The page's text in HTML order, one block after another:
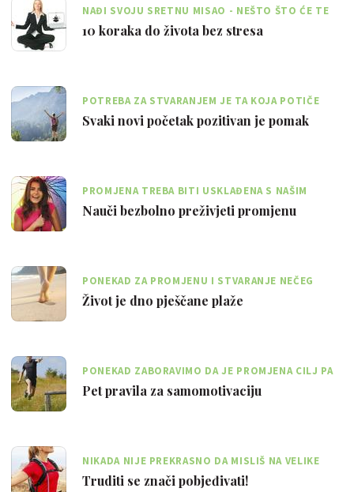
NAĐI SVOJU SRETNU MISAO - NEŠTO ŠTO ĆE TE
GURATI NAPRIJED U TEŠKIM TRENUCIMA
10 koraka do života bez stresa
POTREBA ZA STVARANJEM JE TA KOJA POTIČE
POTREBU ZA PROMJENOM
Svaki novi početak pozitivan je pomak
PROMJENA TREBA BITI USKLAĐENA S NAŠIM
VRIJEDNOSTIMA, STAVOVIMA I STILOM ŽIVOTA
Nauči bezbolno preživjeti promjenu
PONEKAD ZA PROMJENU I STVARANJE NEČEG
NOVOG NE TREBAŠ NIŠTA OSIM SEBE I SLOBODE
Život je dno pješčane plaže
PONEKAD ZABORAVIMO DA JE PROMJENA CILJ PA
NAM POSTANE ŽIVOTNI STIL
Pet pravila za samomotivaciju
NIKADA NIJE PREKRASNO DA MISLIŠ NA VELIKE
STVARI I PROMIJENIŠ UVJERENJA
Truditi se znači pobjeđivati!